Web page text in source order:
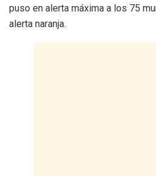
puso en alerta máxima a los 75
alerta naranja.